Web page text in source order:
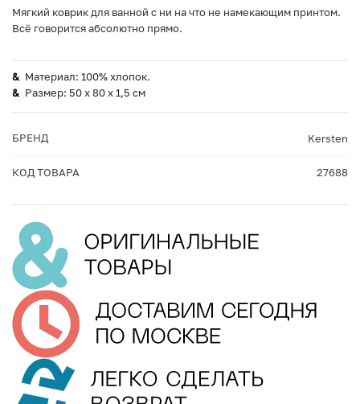
Мягкий коврик для ванной с ни на что не намекающим принтом.
Всё говорится абсолютно прямо.
Материал: 100% хлопок.
Размер: 50 x 80 x 1,5 см
БРЕНД Kersten
КОД ТОВАРА 27688